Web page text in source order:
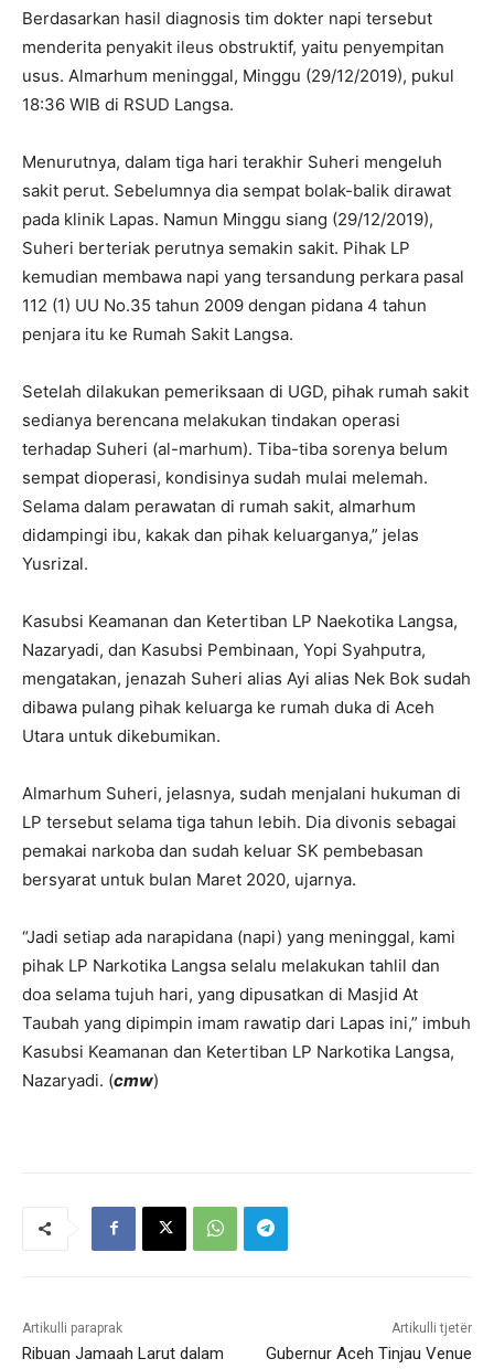
Berdasarkan hasil diagnosis tim dokter napi tersebut
menderita penyakit ileus obstruktif, yaitu penyempitan
usus. Almarhum meninggal, Minggu (29/12/2019), pukul
18:36 WIB di RSUD Langsa.
Menurutnya, dalam tiga hari terakhir Suheri mengeluh
sakit perut. Sebelumnya dia sempat bolak-balik dirawat
pada klinik Lapas. Namun Minggu siang (29/12/2019),
Suheri berteriak perutnya semakin sakit. Pihak LP
kemudian membawa napi yang tersandung perkara pasal
112 (1) UU No.35 tahun 2009 dengan pidana 4 tahun
penjara itu ke Rumah Sakit Langsa.
Setelah dilakukan pemeriksaan di UGD, pihak rumah sakit
sedianya berencana melakukan tindakan operasi
terhadap Suheri (al-marhum). Tiba-tiba sorenya belum
sempat dioperasi, kondisinya sudah mulai melemah.
Selama dalam perawatan di rumah sakit, almarhum
didampingi ibu, kakak dan pihak keluarganya,” jelas
Yusrizal.
Kasubsi Keamanan dan Ketertiban LP Naekotika Langsa,
Nazaryadi, dan Kasubsi Pembinaan, Yopi Syahputra,
mengatakan, jenazah Suheri alias Ayi alias Nek Bok sudah
dibawa pulang pihak keluarga ke rumah duka di Aceh
Utara untuk dikebumikan.
Almarhum Suheri, jelasnya, sudah menjalani hukuman di
LP tersebut selama tiga tahun lebih. Dia divonis sebagai
pemakai narkoba dan sudah keluar SK pembebasan
bersyarat untuk bulan Maret 2020, ujarnya.
“Jadi setiap ada narapidana (napi) yang meninggal, kami
pihak LP Narkotika Langsa selalu melakukan tahlil dan
doa selama tujuh hari, yang dipusatkan di Masjid At
Taubah yang dipimpin imam rawatip dari Lapas ini,” imbuh
Kasubsi Keamanan dan Ketertiban LP Narkotika Langsa,
Nazaryadi. (cmw)
Artikulli paraprak
Ribuan Jamaah Larut dalam
Artikulli tjetër
Gubernur Aceh Tinjau Venue